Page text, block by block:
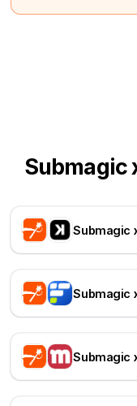
Submagic
Submagic
Submagic
Submagic